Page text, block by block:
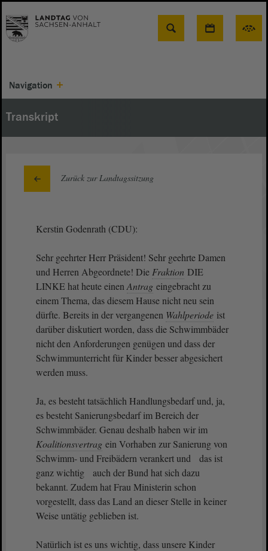
Suche
Navigation
Transkript
Zurück zur Landtagssitzung
Kerstin Godenrath (CDU):
Sehr geehrter Herr Präsident! Sehr geehrte Damen
und Herren Abgeordnete! Die Fraktion DIE
LINKE hat heute einen Antrag eingebracht zu
einem Thema, das diesem Hause nicht neu sein
dürfte. Bereits in der vergangenen Wahlperiode ist
darüber diskutiert worden, dass die Schwimmbäder
nicht den Anforderungen genügen und dass der
Schwimmunterricht für Kinder besser abgesichert
werden muss.
Ja, es besteht tatsächlich Handlungsbedarf und, ja,
es besteht Sanierungsbedarf im Bereich der
Schwimmbäder. Genau deshalb haben wir im
Koalitionsvertrag ein Vorhaben zur Sanierung von
Schwimm- und Freibädern verankert und das ist
ganz wichtig auch der Bund hat sich dazu
bekannt. Zudem hat Frau Ministerin schon
vorgestellt, dass das Land an dieser Stelle in keiner
Weise untätig geblieben ist.
Natürlich ist es uns wichtig, dass unsere Kinder